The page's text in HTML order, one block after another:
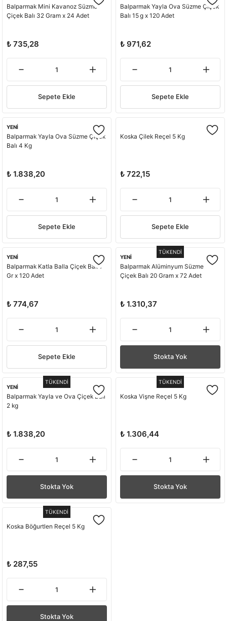
Balparmak Mini Kavanoz Süzme
Çiçek Balı 32 Gram x 24 Adet
₺ 735,28
Sepete Ekle
Balparmak Yayla Ova Süzme Çiçek
Balı 15 g x 120 Adet
₺ 971,62
Sepete Ekle
YENİ
Balparmak Yayla Ova Süzme Çiçek
Balı 4 Kg
₺ 1.838,20
Sepete Ekle
Koska Çilek Reçel 5 Kg
₺ 722,15
Sepete Ekle
YENİ
Balparmak Katla Balla Çiçek Balı 7
Gr x 120 Adet
₺ 774,67
Sepete Ekle
TÜKENDİ
YENİ
Balparmak Alüminyum Süzme
Çiçek Balı 20 Gram x 72 Adet
₺ 1.310,37
Stokta Yok
TÜKENDİ
YENİ
Balparmak Yayla ve Ova Çiçek Balı
2 kg
₺ 1.838,20
Stokta Yok
TÜKENDİ
Koska Vişne Reçel 5 Kg
₺ 1.306,44
Stokta Yok
TÜKENDİ
Koska Böğurtlen Reçel 5 Kg
₺ 287,55
Stokta Yok